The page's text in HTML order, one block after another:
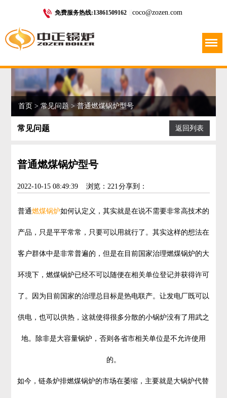
免费服务热线:13861509162 coco@zozen.com
Menu
首页 >常见问题 > 普通燃煤锅炉型号
常见问题 返回列表
普通燃煤锅炉型号
2022-10-15 08:49:39 浏览：221分享到：
普通燃煤锅炉如何认定义，其实就是在说不需要非常高技术的
产品，只是平平常常，只要可以用就行了。其实这样的想法在
客户群体中是非常普遍的，但是在目前国家治理燃煤锅炉的大
环境下，燃煤锅炉已经不可以随便在相关单位登记并获得许可
了。因为目前国家的治理总目标是热电联产。让发电厂既可以
供电，也可以供热，这就使得很多分散的小锅炉没有了用武之
地。除非是大容量锅炉，否则各省市相关单位是不允许使用
的。
如今，链条炉排燃煤锅炉的市场在萎缩，主要就是大锅炉代替